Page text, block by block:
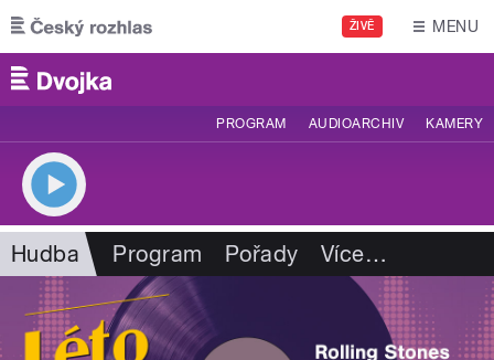
Přejít k hlavnímu obsahu
ŽIVĚ MENU
PROGRAM AUDIOARCHIV KAMERY
Hudba Program Pořady Více…